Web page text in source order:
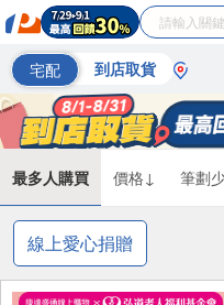
宅配 到店取貨
最多人購買 價格↓ 筆劃
線上愛心捐贈